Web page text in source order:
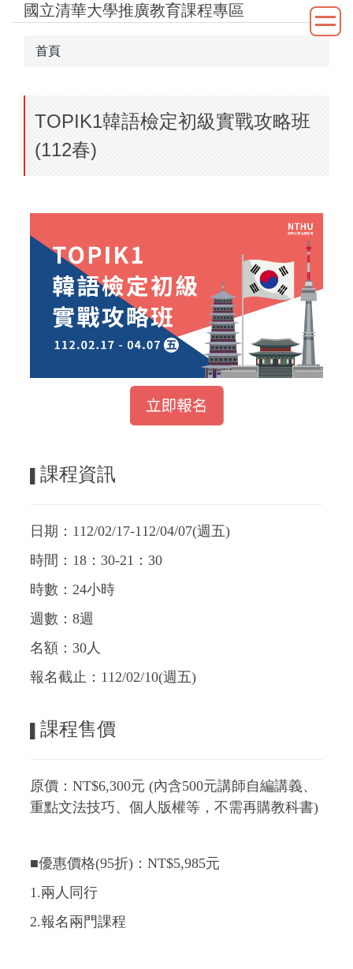
國立清華大學推廣教育課程專區
首頁
TOPIK1韓語檢定初級實戰攻略班
(112春)
課程資訊
日期：112/02/17-112/04/07(週五)
時間：18：30-21：30
時數：24小時
週數：8週
名額：30人
報名截止：112/02/10(週五)
課程售價
原價：NT$6,300元 (內含500元講師自編講義、
重點文法技巧、個人版權等，不需再購教科書)
■優惠價格(95折)：NT$5,985元
1.兩人同行
2.報名兩門課程